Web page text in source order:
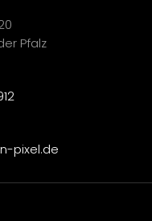
Pfalz
pixel.de